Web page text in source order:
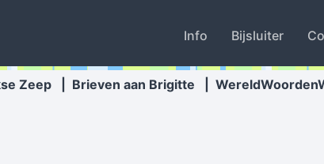
Info Bijsluiter
Zeep Brieven aan Brigitte